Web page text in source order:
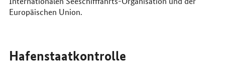
Europäischen Union.
Hafenstaatkontrolle